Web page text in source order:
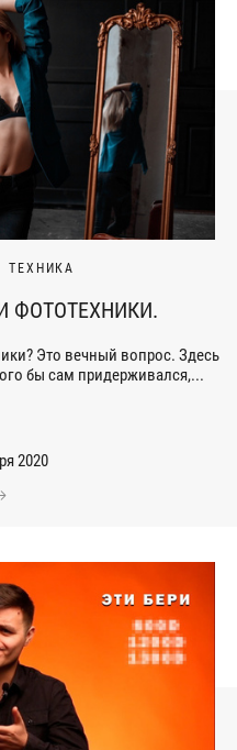
ТЕХНИКА
ФОТОТЕХНИКИ.
Это вечный вопрос. Здесь
бы сам придерживался,...
2020